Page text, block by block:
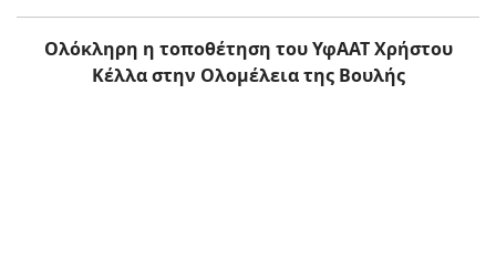
Ολόκληρη η τοποθέτηση του ΥφΑΑΤ Χρήστου
Κέλλα στην Ολομέλεια της Βουλής